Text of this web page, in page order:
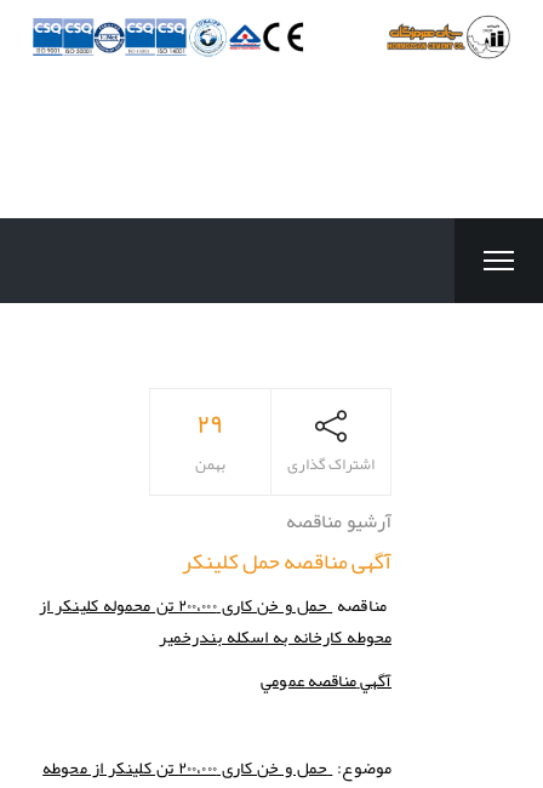
۲۹
بهمن اشتراک گذاری
آرشیو مناقصه
آگهی مناقصه حمل کلینکر
مناقصه
حمل و خن کاری ۲۰۰،۰۰۰ تن محموله کلینکر از
محوطه کارخانه به اسکله بندرخمیر
آگهي مناقصه عمومي
موضوع:
حمل و خن کاری ۲۰۰،۰۰۰ تن کلینکر از محوطه